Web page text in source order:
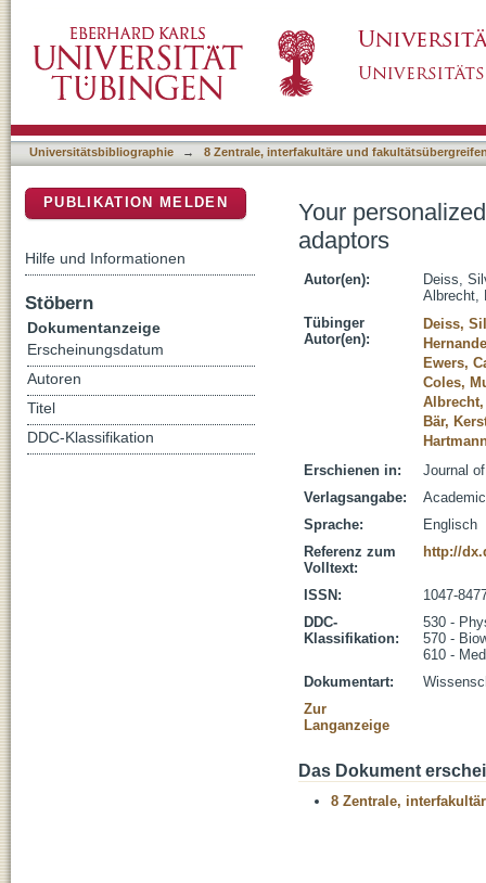
Universitätsbibliographie → 8 Zentrale, interfakultäre und
Your
adaptors
Autor(en):
Deiss,
Albrecht,
Tübinger
Autor(en):
Deiss,
Ewers,
Coles,
Bär,
Erschienen in:
Journal
Verlagsangabe:
Sprache:
Englisch
Referenz zum
Volltext:
http://
ISSN:
1047-
DDC-
Klassifikation:
530 -
570 -
610 -
Dokumentart:
Zur
Langanzeige
Das Dokument
8 Zentrale,
PUBLIKATION MELDEN
Hilfe und Informationen
Stöbern
Dokumentanzeige
Erscheinungsdatum
Autoren
Titel
DDC-Klassifikation